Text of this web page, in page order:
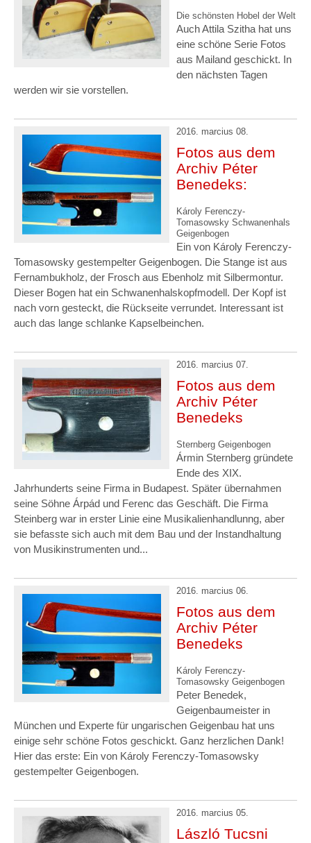
Die schönsten Hobel der Welt
Auch Attila Szitha hat uns
eine schöne Serie Fotos
aus Mailand geschickt. In
den nächsten Tagen
werden wir sie vorstellen.
2016. marcius 08.
Fotos aus dem
Archiv Péter
Benedeks:
Károly Ferenczy-
Tomasowsky Schwanenhals
Geigenbogen
Ein von Károly Ferenczy-
Tomasowsky gestempelter Geigenbogen. Die Stange ist aus
Fernambukholz, der Frosch aus Ebenholz mit Silbermontur.
Dieser Bogen hat ein Schwanenhalskopfmodell. Der Kopf ist
nach vorn gesteckt, die Rückseite verrundet. Interessant ist
auch das lange schlanke Kapselbeinchen.
2016. marcius 07.
Fotos aus dem
Archiv Péter
Benedeks
Sternberg Geigenbogen
Ármin Sternberg gründete
Ende des XIX.
Jahrhunderts seine Firma in Budapest. Später übernahmen
seine Söhne Árpád und Ferenc das Geschäft. Die Firma
Steinberg war in erster Linie eine Musikalienhandlunng, aber
sie befasste sich auch mit dem Bau und der Instandhaltung
von Musikinstrumenten und...
2016. marcius 06.
Fotos aus dem
Archiv Péter
Benedeks
Károly Ferenczy-
Tomasowsky Geigenbogen
Peter Benedek,
Geigenbaumeister in
München und Experte für ungarischen Geigenbau hat uns
einige sehr schöne Fotos geschickt. Ganz herzlichen Dank!
Hier das erste: Ein von Károly Ferenczy-Tomasowsky
gestempelter Geigenbogen.
2016. marcius 05.
László Tucsni